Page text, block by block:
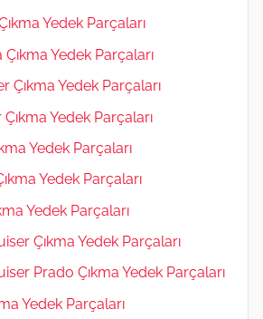
Yedek Parçaları
Yedek Parçaları
Çıkma Yedek Parçaları
Yedek Parçaları
Yedek Parçaları
Yedek Parçaları
Yedek Parçaları
Çıkma Yedek Parçaları
Prado Çıkma Yedek Parçaları
Yedek Parçaları